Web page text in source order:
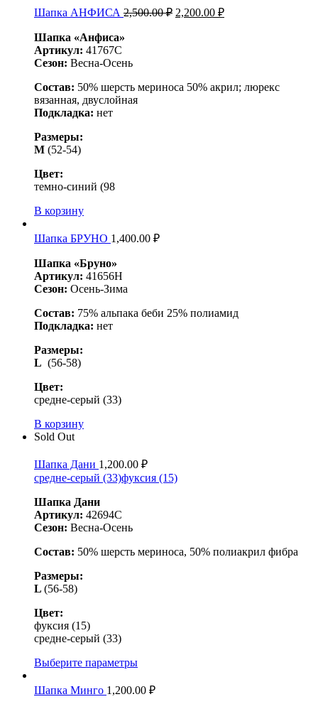
Шапка АНФИСА 2,500.00₽ 2,200.00 ₽
Шапка «Анфиса»
Артикул: 41767С
Сезон: Весна-Осень
Состав: 50% шерсть мериноса 50% акрил; люрекс
вязанная, двуслойная
Подкладка: нет
Размеры:
M (52-54)
Цвет:
темно-синий (98
В корзину
Шапка БРУНО 1,400.00 ₽
Шапка «Бруно»
Артикул: 41656Н
Сезон: Осень-Зима
Состав: 75% альпака беби 25% полиамид
Подкладка: нет
Размеры:
L (56-58)
Цвет:
средне-серый (33)
В корзину
Sold Out
Шапка Дани 1,200.00 ₽
средне-серый (33)фуксия (15)
Шапка Дани
Артикул: 42694C
Сезон: Весна-Осень
Состав: 50% шерсть мериноса, 50% полиакрил фибра
Размеры:
L (56-58)
Цвет:
фуксия (15)
средне-серый (33)
Выберите параметры
Шапка Минго 1,200.00 ₽